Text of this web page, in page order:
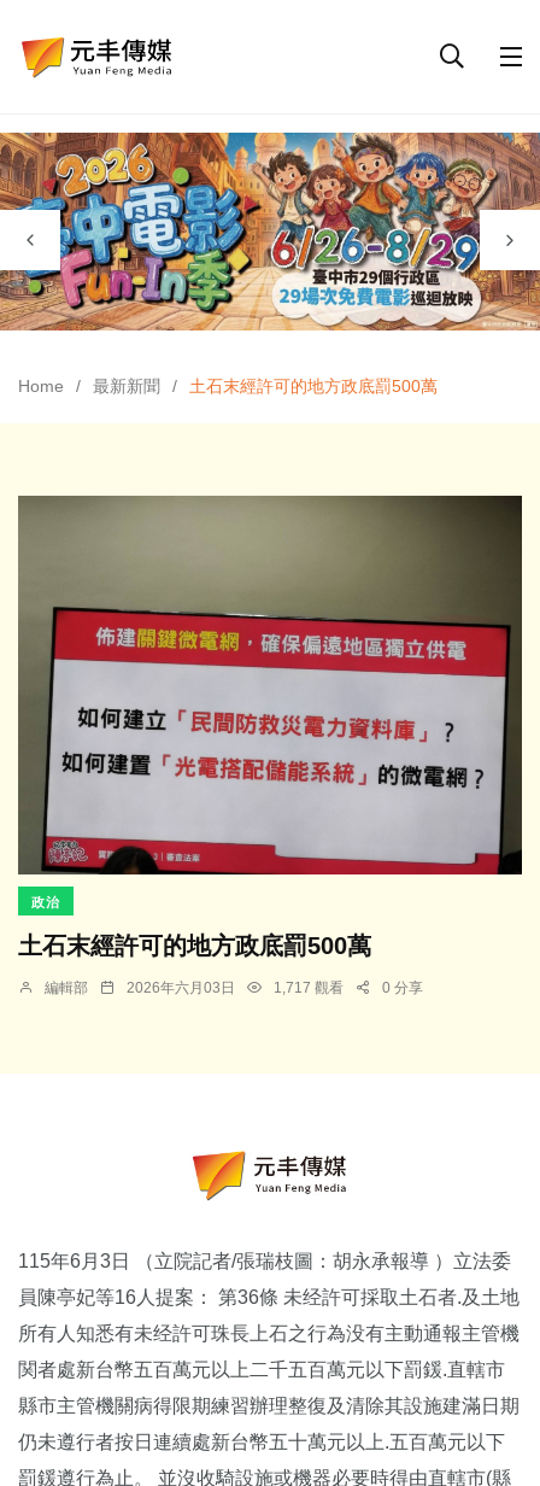
Home 最新新聞 土石末經許可的地方政底罰500萬
政治
土石末經許可的地方政底罰500萬
編輯部 2026年六月03日 1,717 觀看 0 分享
115年6月3日 （立院記者/張瑞枝圖：胡永承報導 ）立法委
員陳亭妃等16人提案： 第36條 未经許可採取土石者.及土地
所有人知悉有未经許可珠長上石之行為没有主動通報主管機
関者處新台幣五百萬元以上二千五百萬元以下罰鍰.直轄市
縣市主管機關病得限期練習辦理整復及清除其設施建滿日期
仍未遵行者按日連續處新台幣五十萬元以上.五百萬元以下
罰鍰遵行為止。 並沒收騎設施或機器必要時得由直轄市(縣